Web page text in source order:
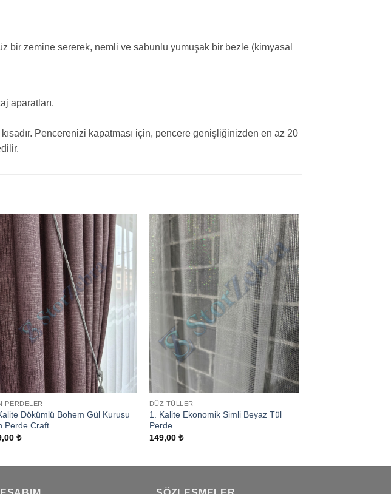
bir zemine sererek, nemli ve sabunlu yumuşak bir bezle (kimyasal
aparatları.
Pencerenizi kapatması için, pencere genişliğinizden en az 20
Add to
wishlist
PERDELER
Dökümlü Bohem Gül Kurusu
Perde Craft
₺
Add to
wishlist
DÜZ TÜLLER
1. Kalite Ekonomik Simli Beyaz Tül
Perde
149,00 ₺